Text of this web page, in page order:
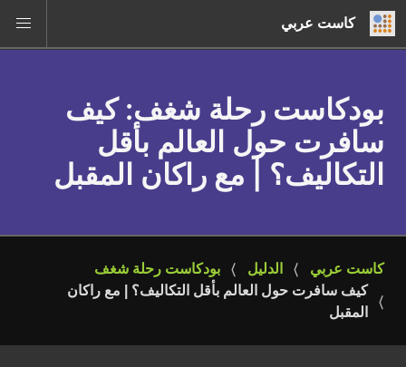
كاست عربي
بودكاست رحلة شغف: كيف
سافرت حول العالم بأقل
التكاليف؟ | مع راكان المقبل
كاست عربي الدليل
بودكاست رحلة شغف
كيف سافرت حول العالم بأقل التكاليف؟ | مع راكان
المقبل